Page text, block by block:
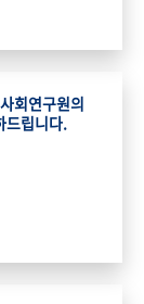
회연구원의
드립니다.